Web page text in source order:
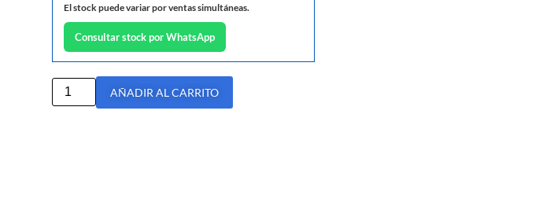
El stock puede variar por ventas simultáneas.
Consultar stock por WhatsApp
AÑADIR AL CARRITO